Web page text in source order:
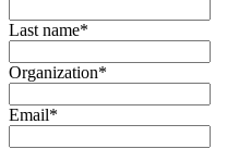
Last name*
Organization*
Email*